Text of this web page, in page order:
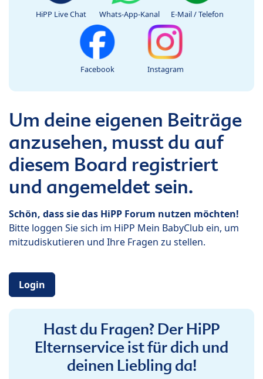
HiPP Live Chat Whats-App-Kanal E-Mail / Telefon
Facebook Instagram
Um deine eigenen Beiträge
anzusehen, musst du auf
diesem Board registriert
und angemeldet sein.
Schön, dass sie das HiPP Forum nutzen möchten!
Bitte loggen Sie sich im HiPP Mein BabyClub ein, um
mitzudiskutieren und Ihre Fragen zu stellen.
Login
Hast du Fragen? Der HiPP
Elternservice ist für dich und
deinen Liebling da!